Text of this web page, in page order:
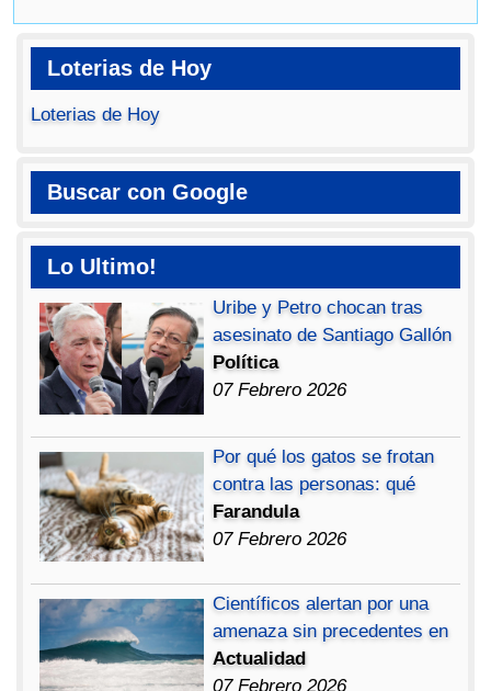
Loterias de Hoy
Loterias de Hoy
Buscar con Google
Lo Ultimo!
Uribe y Petro chocan tras
asesinato de Santiago Gallón
Política
07 Febrero 2026
Por qué los gatos se frotan
contra las personas: qué
Farandula
07 Febrero 2026
Científicos alertan por una
amenaza sin precedentes en
Actualidad
07 Febrero 2026